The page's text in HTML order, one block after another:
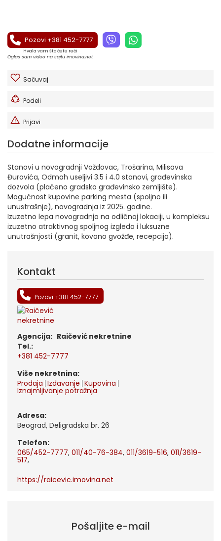
Pozovi +381 452-7777
Hvala vam što ćete reći
Oglas sam video na sajtu imovina.net
Sačuvaj
Podeli
Prijavi
Dodatne informacije
Stanovi u novogradnji Voždovac, Trošarina, Milisava
Đurovića, Odmah useljivi 3.5 i 4.0 stanovi, građevinska
dozvola (plaćeno gradsko građevinsko zemljište).
Mogućnost kupovine parking mesta (spoljno ili
unustrašnje), novogradnja iz 2025. godine.
Izuzetno lepa novogradnja na odličnoj lokaciji, u kompleksu
izuzetno atraktivnog spoljnog izgleda i luksuzne
unutrašnjosti (granit, kovano gvožđe, recepcija).
Kontakt
Pozovi +381 452-7777
Agencija: Raičević nekretnine
tel.:
+381 452-7777
Više nekretnina:
Prodaja Izdavanje Kupovina
Iznajmljivanje potražnja
Adresa:
Beograd, Deligradska br. 26
Telefon:
065/452-7777, 011/40-76-384, 011/3619-516, 011/3619-
517,
https://raicevic.imovina.net
Pošaljite e-mail